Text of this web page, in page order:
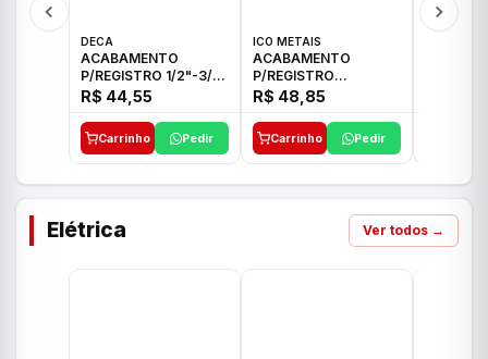
DECA
ACABAMENTO
P/REGISTRO 1/2"-3/4"
E 1"C21.PQ DECA
R$ 44,55
Carrinho Pedir
ICO METAIS
ACABAMENTO
P/REGISTRO
1/2"-3/4"-1" ACB M
CS 33 ICO
R$ 48,85
Carrinho Pedir
Elétrica Ver todos →